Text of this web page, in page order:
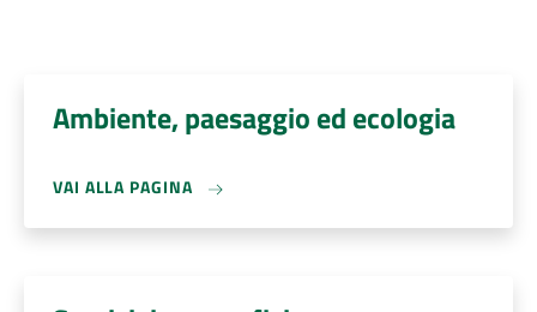
Ambiente, paesaggio ed ecologia
VAI ALLA PAGINA